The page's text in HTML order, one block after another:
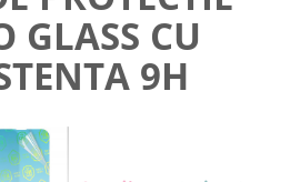
GLASS CU
9H